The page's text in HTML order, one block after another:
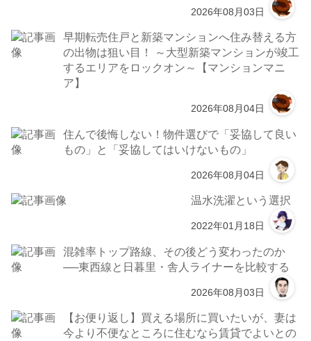
2026年08月03日
早期転売住戸と新築マンションへ住み替える方
の出物は狙い目！ ～大型新築マンションが竣工
するエリアをロックオン～【マンションマニ
ア】
2026年08月04日
住んで後悔しない！物件選びで「妥協して良い
もの」と「妥協してはいけないもの」
2026年08月04日
温水洗濯という選択
2022年01月18日
混雑率トップ路線、その後どう変わったのか
──東西線と日暮里・舎人ライナーを比較する
2026年08月03日
【お便り返し】買える場所に買いたいが、妻は
今より不便なところに住むなら賃貸でよいとの